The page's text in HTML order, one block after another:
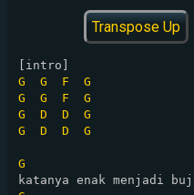
Transpose Up
G
G F
G
G
G F
G
G
D D
G
G
D D G
G